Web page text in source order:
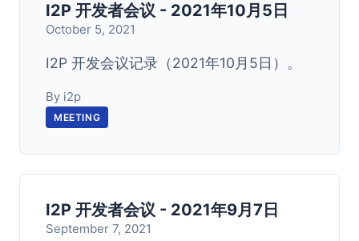
I2P 开发者会议 - 2021年10月5日
October 5, 2021
I2P 开发会议记录（2021年10月5日）。
By i2p
MEETING
I2P 开发者会议 - 2021年9月7日
September 7, 2021